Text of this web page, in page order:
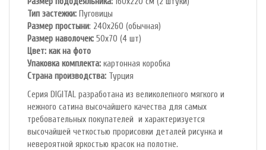
Тип застежки: Пуговицы
Размер простыни: 240х260 (обычная)
Размер наволочек: 50х70 (4 шт)
Цвет: как на фото
Упаковка комплекта: картонная коробка
Cтрана производства: Турция
Серия DIGITAL разработана из великолепного мягкого и
нежного сатина высочайшего качества для самых
требовательных покупателей и характеризуется
высочайшей четкостью прорисовки деталей рисунка и
невероятной яркостью красок на полотне.